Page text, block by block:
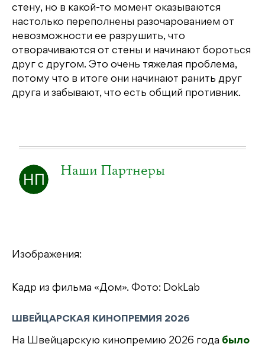
стену, но в какой-то момент оказываются
настолько переполнены разочарованием от
невозможности ее разрушить, что
отворачиваются от стены и начинают бороться
друг с другом. Это очень тяжелая проблема,
потому что в итоге они начинают ранить друг
друга и забывают, что есть общий противник.
Наши Партнеры
Изображения:
Кадр из фильма «Дом». Фото: DokLab
ШВЕЙЦАРСКАЯ КИНОПРЕМИЯ 2026
На Швейцарскую кинопремию 2026 года было